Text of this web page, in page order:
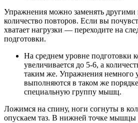
Упражнения можно заменять другими
количество повторов. Если вы
хватает нагрузки — переходите на
подготовки.
На среднем уровне подготовки
увеличивается до 5-6, а
таким же. Упражнения немного
выполняются в таком же
специальную группу мышц.
Ложимся на спину, ноги согнуты в
опускаем таз. В нижней точке мышцы